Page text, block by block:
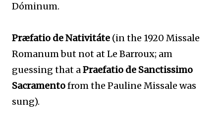
Dóminum.
Præfatio de Nativitáte (in the 1920 Missale
Romanum but not at Le Barroux; am
guessing that aPraefatio de Sanctissimo
Sacramentofrom the Pauline Missale was
sung).